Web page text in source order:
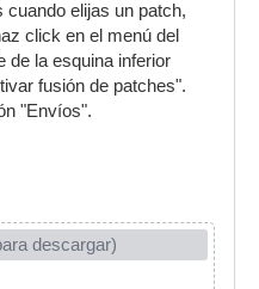
elijas un patch,
click en el menú del
de la esquina inferior
fusión de patches".
"Envíos".
descargar)